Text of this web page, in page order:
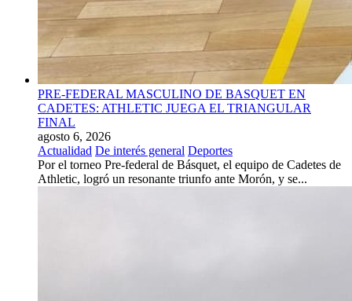
PRE-FEDERAL MASCULINO DE BASQUET EN
CADETES: ATHLETIC JUEGA EL TRIANGULAR
FINAL
agosto 6, 2026
Actualidad De interés general Deportes
Por el torneo Pre-federal de Básquet, el equipo de Cadetes de
Athletic, logró un resonante triunfo ante Morón, y se...